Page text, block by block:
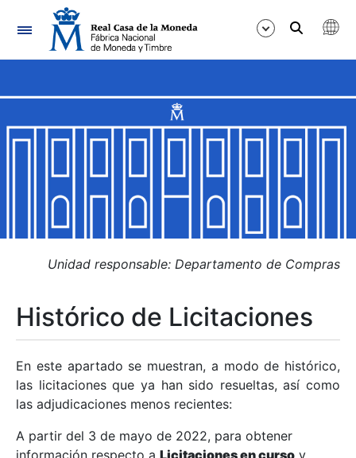
Navegación
Mostrar/Ocultar
Mostrar/Ocultar
Mostrar/Ocultar
Mostrar/Ocultar
Mostrar/Ocultar
Mostrar/Ocultar
Unidad responsable: Departamento de Compras
Histórico de Licitaciones
En este apartado se muestran, a modo de histórico,
las licitaciones que ya han sido resueltas, así como
las adjudicaciones menos recientes:
A partir del 3 de mayo de 2022, para obtener
información respecto a Licitaciones en curso y